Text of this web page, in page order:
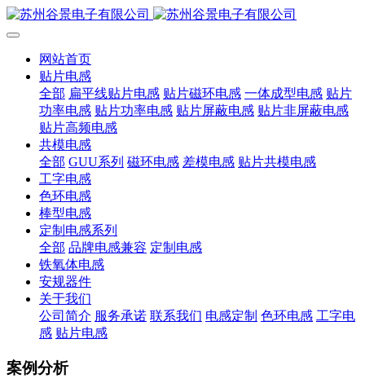
网站首页
贴片电感
全部 扁平线贴片电感 贴片磁环电感 一体成型电感 贴片
功率电感 贴片功率电感 贴片屏蔽电感 贴片非屏蔽电感
贴片高频电感
共模电感
全部 GUU系列 磁环电感 差模电感 贴片共模电感
工字电感
色环电感
棒型电感
定制电感系列
全部 品牌电感兼容 定制电感
铁氧体电感
安规器件
关于我们
公司简介 服务承诺 联系我们 电感定制 色环电感 工字电
感 贴片电感
案例分析